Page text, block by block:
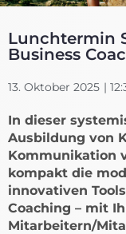
Lunchtermin
Business
13. Oktober 2025 |
In dieser
Ausbildung von
Kommunikation
kompakt die
innovativen
Coaching – mit
Mitarbeitern/